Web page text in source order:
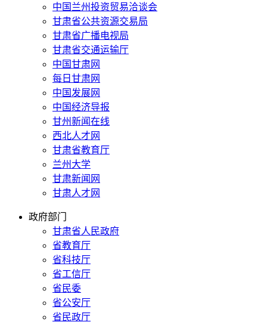
中国兰州投资贸易洽谈会
甘肃省公共资源交易局
甘肃省广播电视局
甘肃省交通运输厅
中国甘肃网
每日甘肃网
中国发展网
中国经济导报
甘州新闻在线
西北人才网
甘肃省教育厅
兰州大学
甘肃新闻网
甘肃人才网
政府部门
甘肃省人民政府
省教育厅
省科技厅
省工信厅
省民委
省公安厅
省民政厅